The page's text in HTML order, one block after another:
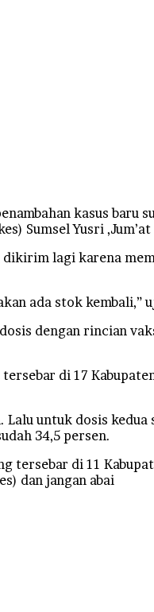
kasus baru
Sumsel Yusri
lagi karena
ada stok kembali,”
dengan rincian
di 17
untuk dosis kedua
34,5 persen.
tersebar di 11
dan jangan abai